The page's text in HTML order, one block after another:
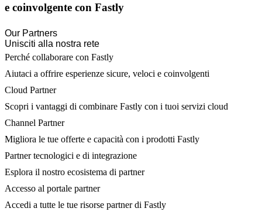
e coinvolgente con Fastly
Our Partners
Unisciti alla nostra rete
Perché collaborare con Fastly
Aiutaci a offrire esperienze sicure, veloci e coinvolgenti
Cloud Partner
Scopri i vantaggi di combinare Fastly con i tuoi servizi cloud
Channel Partner
Migliora le tue offerte e capacità con i prodotti Fastly
Partner tecnologici e di integrazione
Esplora il nostro ecosistema di partner
Accesso al portale partner
Accedi a tutte le tue risorse partner di Fastly